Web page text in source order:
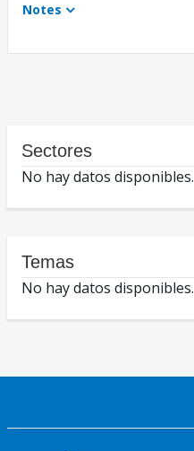
Notes
Sectores
No hay datos disponibles.
Temas
No hay datos disponibles.